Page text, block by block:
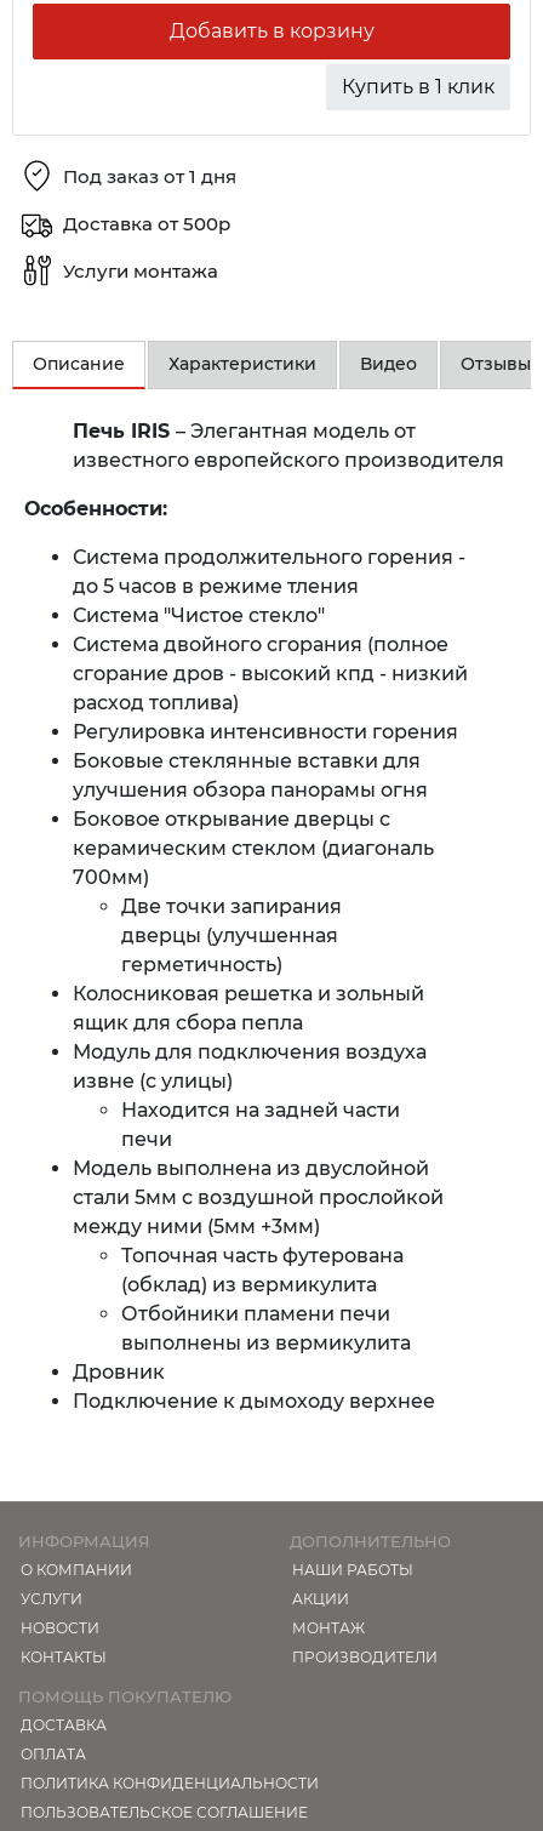
Добавить в корзину
Купить в 1 клик
Под заказ от 1 дня
Доставка от 500р
Услуги монтажа
Описание Характеристики Видео Отзывы
Печь IRIS – Элегантная модель от
известного европейского производителя
Особенности:
Система продолжительного горения -
до 5 часов в режиме тления
Система "Чистое стекло"
Система двойного сгорания (полное
сгорание дров - высокий кпд - низкий
расход топлива)
Регулировка интенсивности горения
Боковые стеклянные вставки для
улучшения обзора панорамы огня
Боковое открывание дверцы с
керамическим стеклом (диагональ
700мм)
Две точки запирания
дверцы (улучшенная
герметичность)
Колосниковая решетка и зольный
ящик для сбора пепла
Модуль для подключения воздуха
извне (с улицы)
Находится на задней части
печи
Модель выполнена из двуслойной
стали 5мм с воздушной прослойкой
между ними (5мм +3мм)
Топочная часть футерована
(обклад) из вермикулита
Отбойники пламени печи
выполнены из вермикулита
Дровник
Подключение к дымоходу верхнее
ИНФОРМАЦИЯ
О КОМПАНИИ
УСЛУГИ
НОВОСТИ
КОНТАКТЫ
ДОПОЛНИТЕЛЬНО
НАШИ РАБОТЫ
АКЦИИ
МОНТАЖ
ПРОИЗВОДИТЕЛИ
ПОМОЩЬ ПОКУПАТЕЛЮ
ДОСТАВКА
ОПЛАТА
ПОЛИТИКА КОНФИДЕНЦИАЛЬНОСТИ
ПОЛЬЗОВАТЕЛЬСКОЕ СОГЛАШЕНИЕ